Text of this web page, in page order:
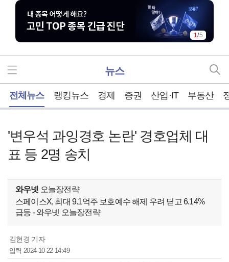
1/5
뉴스
전체뉴스 랭킹뉴스 경제 증권 산업·IT 부동산
'변우석 과잉경호 논란' 경호업체 대
표 등 2명 송치
와우넷 오늘장전략
스페이스X, 최대 9.1억주 보호예수 해제 우려 딛고 6.14%
급등 - 와우넷 오늘장전략
김현경 기자
입력2024-10-22 14:49